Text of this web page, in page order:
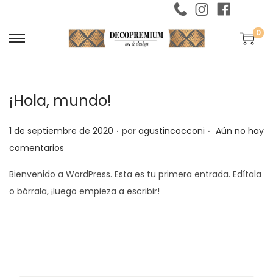
S
r
S
r
0
¡Hola, mundo!
P
u
l
i
1 de septiembre de 2020 . por agustincocconi . Aún no hay
comentarios
Bienvenido a WordPress. Esta es tu primera entrada. Edítala
o bórrala, ¡luego empieza a escribir!